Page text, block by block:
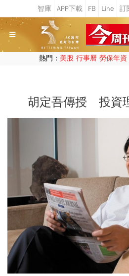
熱門： 美股 行事曆 勞保年資
胡定吾傳授 投資